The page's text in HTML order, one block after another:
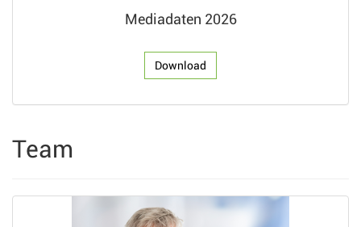
Mediadaten 2026
Download
Team